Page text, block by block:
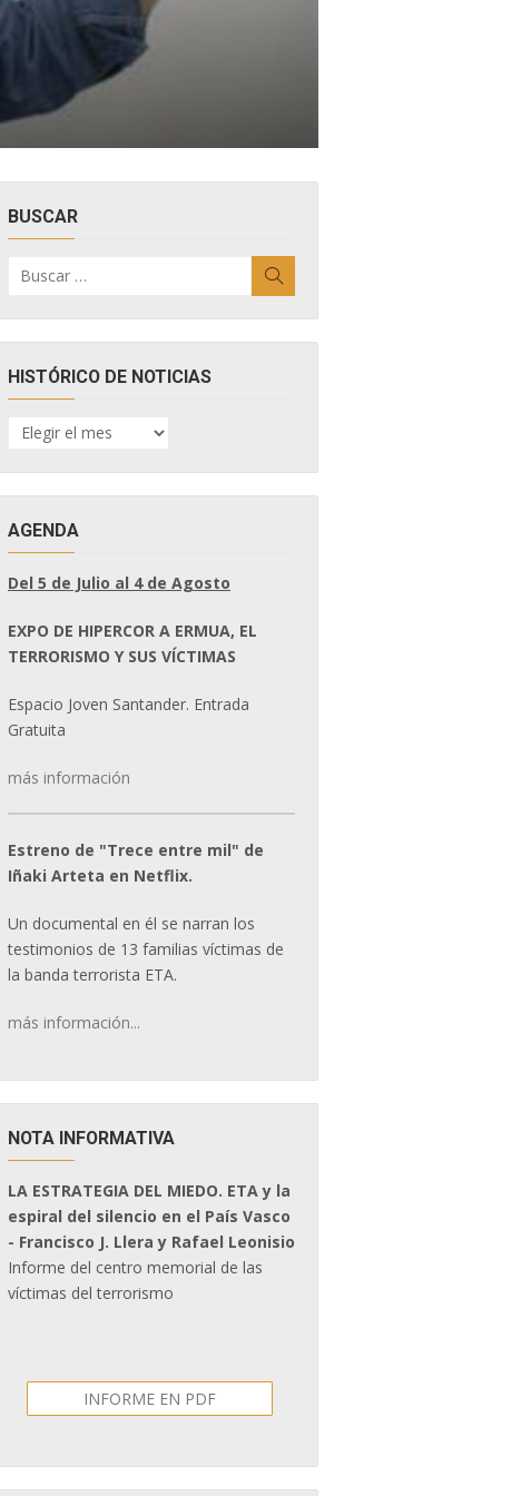
BUSCAR
por:
HISTÓRICO DE NOTICIAS
HISTÓRICO
DE
AGENDA
Del 5 de Julio al 4 de Agosto
EXPO DE HIPERCOR A ERMUA, EL
TERRORISMO Y SUS VÍCTIMAS
Espacio Joven Santander. Entrada
Gratuita
más información
Estreno de "Trece entre mil" de
Iñaki Arteta en Netflix.
Un documental en él se narran los
testimonios de 13 familias víctimas de
la banda terrorista ETA.
más información...
NOTA INFORMATIVA
LA ESTRATEGIA DEL MIEDO. ETA y la
espiral del silencio en el País Vasco
- Francisco J. Llera y Rafael Leonisio
Informe del centro memorial de las
víctimas del terrorismo
INFORME EN PDF